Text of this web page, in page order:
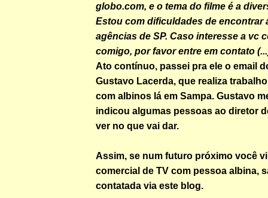
globo.com, e o tema do filme é a
Estou com dificuldades de encontrar
agências de SP. Caso interesse a vc
comigo, por favor entre em contato
Ato contínuo, passei pra ele o email
Gustavo Lacerda, que realiza
com albinos lá em Sampa. Gustavo
indicou algumas pessoas ao diretor
ver no que vai dar.
Assim, se num futuro próximo você
comercial de TV com pessoa albina,
contatada via este blog.